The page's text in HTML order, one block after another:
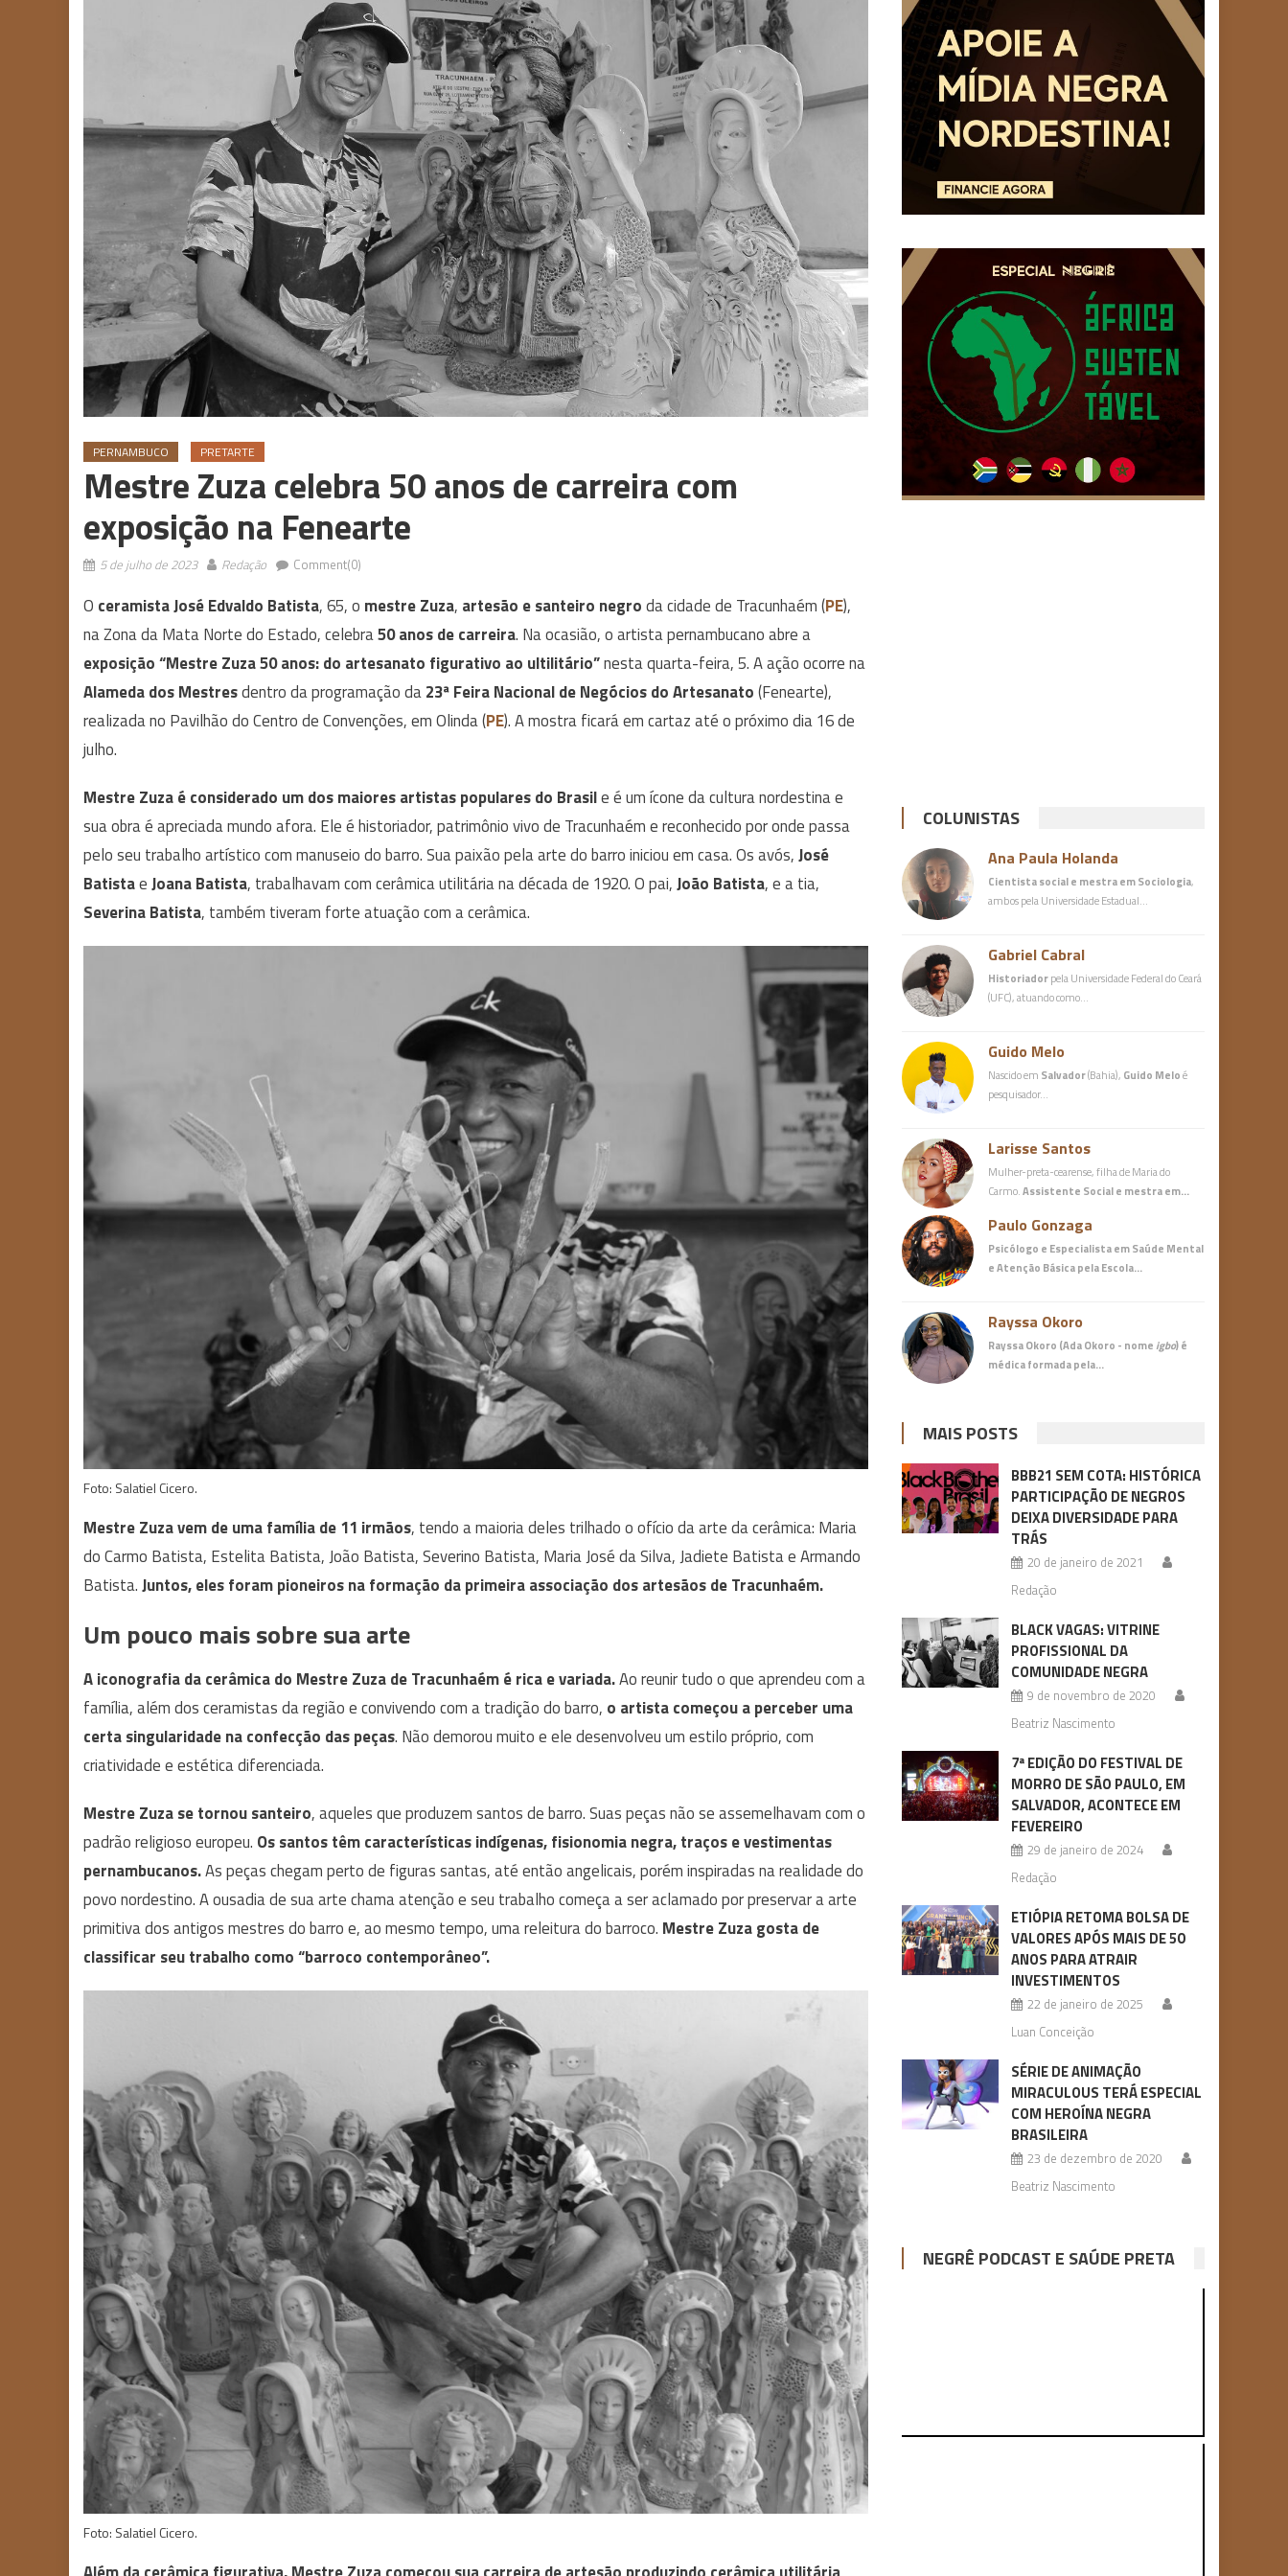
PERNAMBUCO PRETARTE
Mestre Zuza celebra 50 anos de carreira com
exposição na Fenearte
5 de julho de 2023 Redação Comment(0)
O ceramista José Edvaldo Batista, 65, o mestre Zuza, artesão e santeiro negroda cidade de Tracunhaém (PE),
na Zona da Mata Norte do Estado, celebra50 anos de carreira. Na ocasião, o artista pernambucano abre a
exposição “Mestre Zuza 50 anos: do artesanato figurativo ao ultilitário”nesta quarta-feira, 5. A ação ocorre na
Alameda dos Mestresdentro da programação da23ª Feira Nacional de Negócios do Artesanato(Fenearte),
realizada no Pavilhão do Centro de Convenções, em Olinda (PE). A mostra ficará em cartaz até o próximo dia 16 de
julho.
Mestre Zuza é considerado um dos maiores artistas populares do Brasile é um ícone da cultura nordestina e
sua obra é apreciada mundo afora. Ele é historiador, patrimônio vivo de Tracunhaém e reconhecido por onde passa
pelo seu trabalho artístico com manuseio do barro. Sua paixão pela arte do barro iniciou em casa. Os avós,José
BatistaeJoana Batista, trabalhavam com cerâmica utilitária na década de 1920. O pai,João Batista, e a tia,
Severina Batista, também tiveram forte atuação com a cerâmica.
Foto: Salatiel Cicero.
Mestre Zuza vem de uma família de 11 irmãos, tendo a maioria deles trilhado o ofício da arte da cerâmica: Maria
do Carmo Batista, Estelita Batista, João Batista, Severino Batista, Maria José da Silva, Jadiete Batista e Armando
Batista.Juntos, eles foram pioneiros na formação da primeira associação dos artesãos de Tracunhaém.
Um pouco mais sobre sua arte
A iconografia da cerâmica do Mestre Zuza de Tracunhaém é rica e variada.Ao reunir tudo o que aprendeu com a
família, além dos ceramistas da região e convivendo com a tradição do barro, o artista começou a perceber uma
certa singularidade na confecção das peças. Não demorou muito e ele desenvolveu um estilo próprio, com
criatividade e estética diferenciada.
Mestre Zuza se tornou santeiro, aqueles que produzem santos de barro. Suas peças não se assemelhavam com o
padrão religioso europeu. Os santos têm características indígenas, fisionomia negra, traços e vestimentas
pernambucanos.As peças chegam perto de figuras santas, até então angelicais, porém inspiradas na realidade do
povo nordestino. A ousadia de sua arte chama atenção e seu trabalho começa a ser aclamado por preservar a arte
primitiva dos antigos mestres do barro e, ao mesmo tempo, uma releitura do barroco. Mestre Zuza gosta de
classificar seu trabalho como “barroco contemporâneo”.
Foto: Salatiel Cicero.
COLUNISTAS
Ana Paula Holanda
Cientista social e mestra em Sociologia,
ambos pela Universidade Estadual…
Gabriel Cabral
Historiadorpela Universidade Federal do Ceará
(UFC), atuando como…
Guido Melo
Nascido em Salvador(Bahia), Guido Meloé
pesquisador…
Larisse Santos
Mulher-preta-cearense, filha de Maria do
Carmo.Assistente Social e mestra em…
Paulo Gonzaga
Psicólogo e Especialista em Saúde Mental
e Atenção Básicapela Escola…
Rayssa Okoro
Rayssa Okoro (Ada Okoro - nome igbo) é
médicaformada pela…
MAIS POSTS
BBB21 SEM COTA: HISTÓRICA
PARTICIPAÇÃO DE NEGROS
DEIXA DIVERSIDADE PARA
TRÁS
20 de janeiro de 2021
Redação
BLACK VAGAS: VITRINE
PROFISSIONAL DA
COMUNIDADE NEGRA
9 de novembro de 2020
Beatriz Nascimento
7ª EDIÇÃO DO FESTIVAL DE
MORRO DE SÃO PAULO, EM
SALVADOR, ACONTECE EM
FEVEREIRO
29 de janeiro de 2024
Redação
ETIÓPIA RETOMA BOLSA DE
VALORES APÓS MAIS DE 50
ANOS PARA ATRAIR
INVESTIMENTOS
22 de janeiro de 2025
Luan Conceição
SÉRIE DE ANIMAÇÃO
MIRACULOUS TERÁ ESPECIAL
COM HEROÍNA NEGRA
BRASILEIRA
23 de dezembro de 2020
Beatriz Nascimento
NEGRÊ PODCAST E SAÚDE PRETA